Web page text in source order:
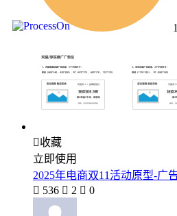
收藏
立即使用
2025年电商双11活动原型-广
 536  2  0